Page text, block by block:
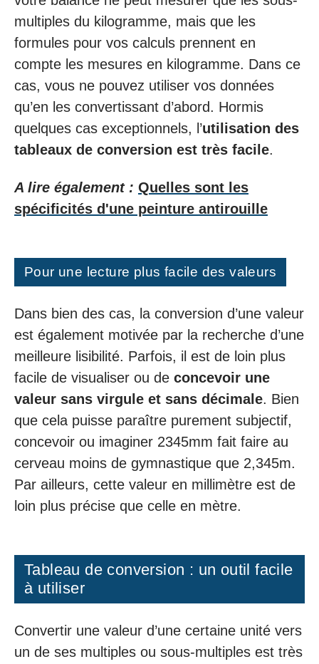
multiples du kilogramme, mais que les
formules pour vos calculs prennent en
compte les mesures en kilogramme. Dans ce
cas, vous ne pouvez utiliser vos données
qu’en les convertissant d’abord. Hormis
quelques cas exceptionnels, l’utilisation des
tableaux de conversion est très facile.
A lire également : Quelles sont les
spécificités d'une peinture antirouille
Pour une lecture plus facile des valeurs
Dans bien des cas, la conversion d’une valeur
est également motivée par la recherche d’une
meilleure lisibilité. Parfois, il est de loin plus
facile de visualiser ou de concevoir une
valeur sans virgule et sans décimale. Bien
que cela puisse paraître purement subjectif,
concevoir ou imaginer 2345mm fait faire au
cerveau moins de gymnastique que 2,345m.
Par ailleurs, cette valeur en millimètre est de
loin plus précise que celle en mètre.
Tableau de conversion : un outil facile
à utiliser
Convertir une valeur d’une certaine unité vers
un de ses multiples ou sous-multiples est très